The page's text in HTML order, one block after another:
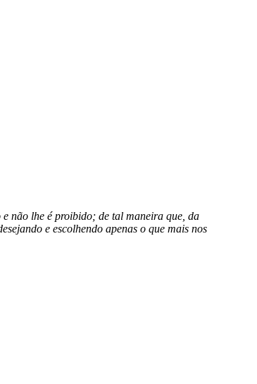
não lhe é proibido; de tal maneira que, da
e escolhendo apenas o que mais nos